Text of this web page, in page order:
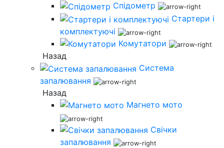
Спідометр
Стартери і
комплектуючі
Комутатори
Назад
Система
запалювання
Назад
Магнето мото
Свічки
запалювання